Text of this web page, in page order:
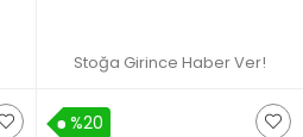
Stoğa Girince Haber Ver!
%20